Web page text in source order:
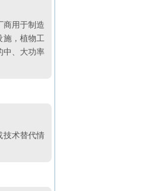
商用于制造
施，植物工
中、大功率
技术替代情